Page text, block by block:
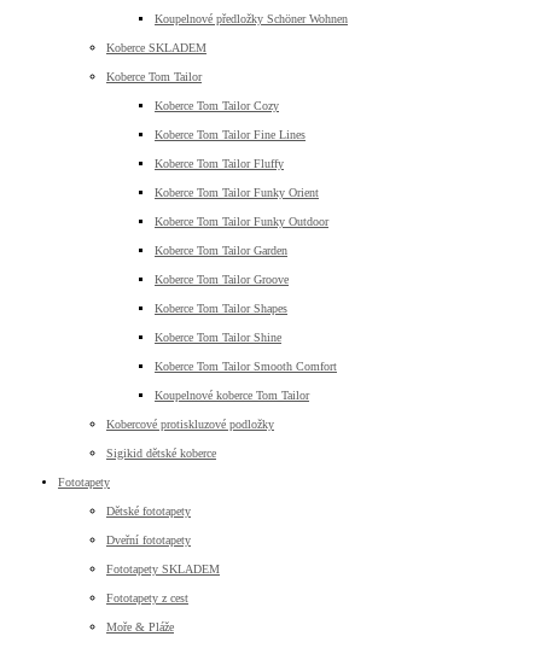
Koupelnové předložky Schöner Wohnen
Koberce SKLADEM
Koberce Tom Tailor
Koberce Tom Tailor Cozy
Koberce Tom Tailor Fine Lines
Koberce Tom Tailor Fluffy
Koberce Tom Tailor Funky Orient
Koberce Tom Tailor Funky Outdoor
Koberce Tom Tailor Garden
Koberce Tom Tailor Groove
Koberce Tom Tailor Shapes
Koberce Tom Tailor Shine
Koberce Tom Tailor Smooth Comfort
Koupelnové koberce Tom Tailor
Kobercové protiskluzové podložky
Sigikid dětské koberce
Fototapety
Dětské fototapety
Dveřní fototapety
Fototapety SKLADEM
Fototapety z cest
Moře & Pláže